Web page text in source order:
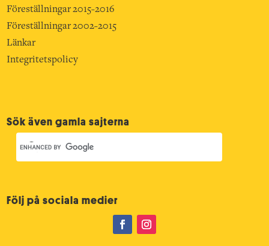
Föreställningar 2015-2016
Föreställningar 2002-2015
Länkar
Integritetspolicy
Sök även gamla sajterna
Följ på sociala medier